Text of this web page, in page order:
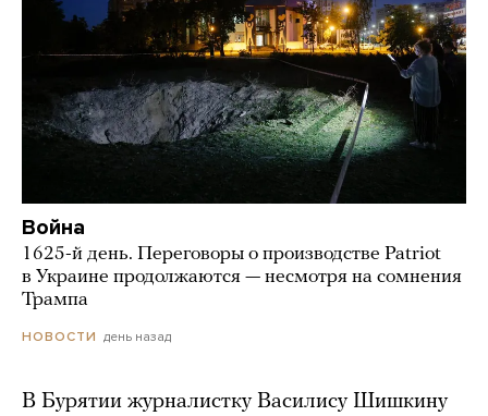
Война
1625-й день. Переговоры о производстве Patriot
в Украине продолжаются — несмотря на сомнения
Трампа
НОВОСТИ день назад
В Бурятии журналистку Василису Шишкину